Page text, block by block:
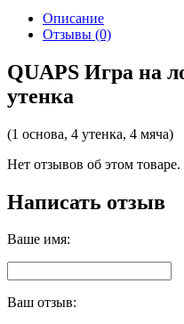
Описание
Отзывы (0)
QUAPS Игра на
утенка
(1 основа, 4 утенка, 4 мяча)
Нет отзывов об этом товаре.
Написать отзыв
Ваше имя:
Ваш отзыв: